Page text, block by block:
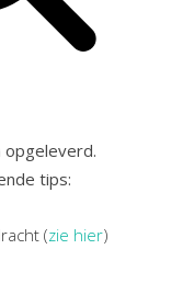
tips:
(zie hier)